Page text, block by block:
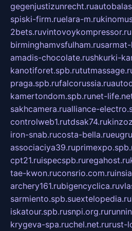
gegenjustizunrecht.ru
spiski-firm.ruelara-m.ru
2bets.ruvintovoykompressor.ru
birminghamvsfulham.ru
amadis-chocolate.rushkurki-
kanotiforet.spb.ru
praga.spb.rufalcorussia.ru
kamertondom.spb.runet-
sakhcamera.rualliance-
controlweb1.rutdsak74.ru
iron-snab.rucosta-bella.ru
associaciya39.ru
cpt21.ruispecspb.ruregahost.ru
tae-kwon.ruconsrio.com.ru
archery161.rubigencyclica.ru
sarmiento.spb.suextelopedia.ru
iskatour.spb.rusnpi.org.ru
krygeva-spa.ruchel.net.rurust-